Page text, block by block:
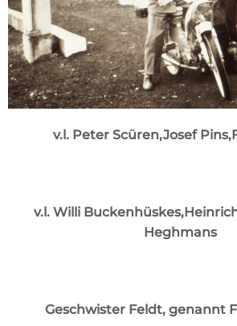
v.l. Peter Scüren,Josef
v.l. Willi
Heghmans
Geschwister Feldt, genannt